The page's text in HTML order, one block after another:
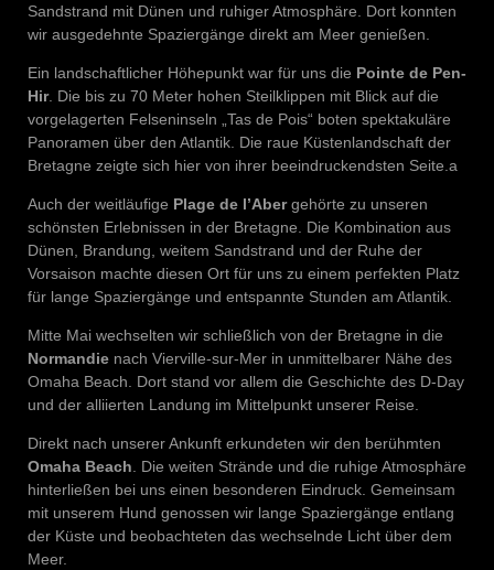
Sandstrand mit Dünen und ruhiger Atmosphäre. Dort konnten
wir ausgedehnte Spaziergänge direkt am Meer genießen.
Ein landschaftlicher Höhepunkt war für uns die Pointe de Pen-
Hir. Die bis zu 70 Meter hohen Steilklippen mit Blick auf die
vorgelagerten Felseninseln „Tas de Pois“ boten spektakuläre
Panoramen über den Atlantik. Die raue Küstenlandschaft der
Bretagne zeigte sich hier von ihrer beeindruckendsten Seite.a
Auch der weitläufige Plage de l’Abergehörte zu unseren
schönsten Erlebnissen in der Bretagne. Die Kombination aus
Dünen, Brandung, weitem Sandstrand und der Ruhe der
Vorsaison machte diesen Ort für uns zu einem perfekten Platz
für lange Spaziergänge und entspannte Stunden am Atlantik.
Mitte Mai wechselten wir schließlich von der Bretagne in die
Normandie nach Vierville-sur-Mer in unmittelbarer Nähe des
Omaha Beach. Dort stand vor allem die Geschichte des D-Day
und der alliierten Landung im Mittelpunkt unserer Reise.
Direkt nach unserer Ankunft erkundeten wir den berühmten
Omaha Beach . Die weiten Strände und die ruhige Atmosphäre
hinterließen bei uns einen besonderen Eindruck. Gemeinsam
mit unserem Hund genossen wir lange Spaziergänge entlang
der Küste und beobachteten das wechselnde Licht über dem
Meer.